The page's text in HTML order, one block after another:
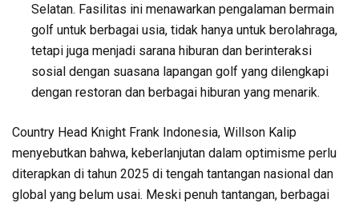
Selatan. Fasilitas ini menawarkan pengalaman bermain
golf untuk berbagai usia, tidak hanya untuk berolahraga,
tetapi juga menjadi sarana hiburan dan berinteraksi
sosial dengan suasana lapangan golf yang dilengkapi
dengan restoran dan berbagai hiburan yang menarik.
Country Head Knight Frank Indonesia, Willson Kalip
menyebutkan bahwa, keberlanjutan dalam optimisme perlu
diterapkan di tahun 2025 di tengah tantangan nasional dan
global yang belum usai. Meski penuh tantangan, berbagai